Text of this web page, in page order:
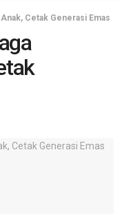
Cetak Generasi Emas